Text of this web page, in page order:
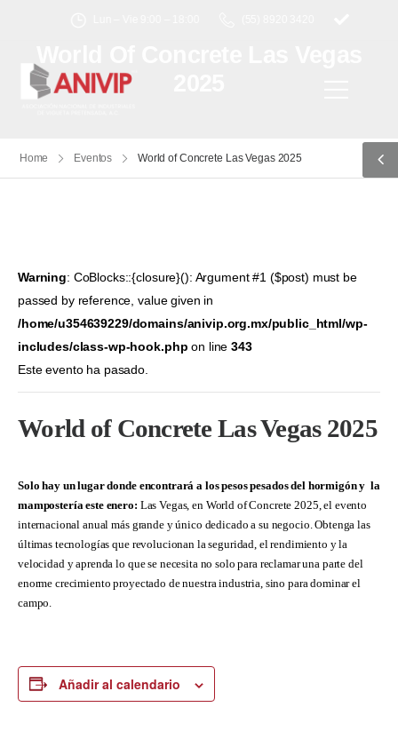
Home Eventos World of Concrete Las Vegas 2025
Warning: CoBlocks::{closure}(): Argument #1 ($post) must be
passed by reference, value given in
/home/u354639229/domains/anivip.org.mx/public_html/wp-
includes/class-wp-hook.php on line343
Este evento ha pasado.
World of Concrete Las Vegas 2025
Solo hay un lugar donde encontrará a los pesos pesados ​​del hormigón y la
mampostería este enero: Las Vegas, en World of Concrete 2025, el evento
internacional anual más grande y único dedicado a su negocio. Obtenga las
últimas tecnologías que revolucionan la seguridad, el rendimiento y la
velocidad y aprenda lo que se necesita no solo para reclamar una parte del
enorme crecimiento proyectado de nuestra industria, sino para dominar el
campo.
Añadir al calendario